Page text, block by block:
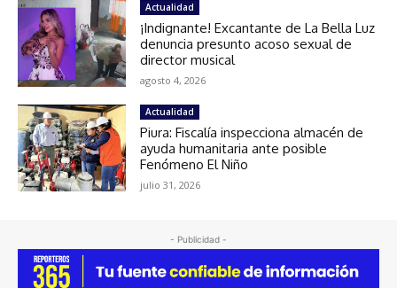
Actualidad
¡Indignante! Excantante de La Bella Luz
denuncia presunto acoso sexual de
director musical
agosto 4, 2026
Actualidad
Piura: Fiscalía inspecciona almacén de
ayuda humanitaria ante posible
Fenómeno El Niño
julio 31, 2026
- Publicidad -